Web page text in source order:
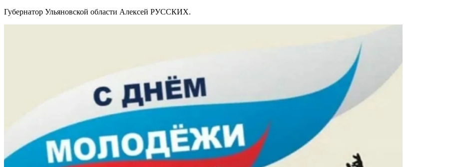
Губернатор Ульяновской области Алексей РУССКИХ.